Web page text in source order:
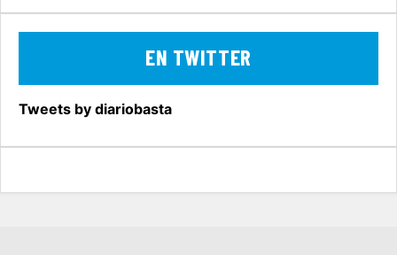
EN TWITTER
Tweets by diariobasta